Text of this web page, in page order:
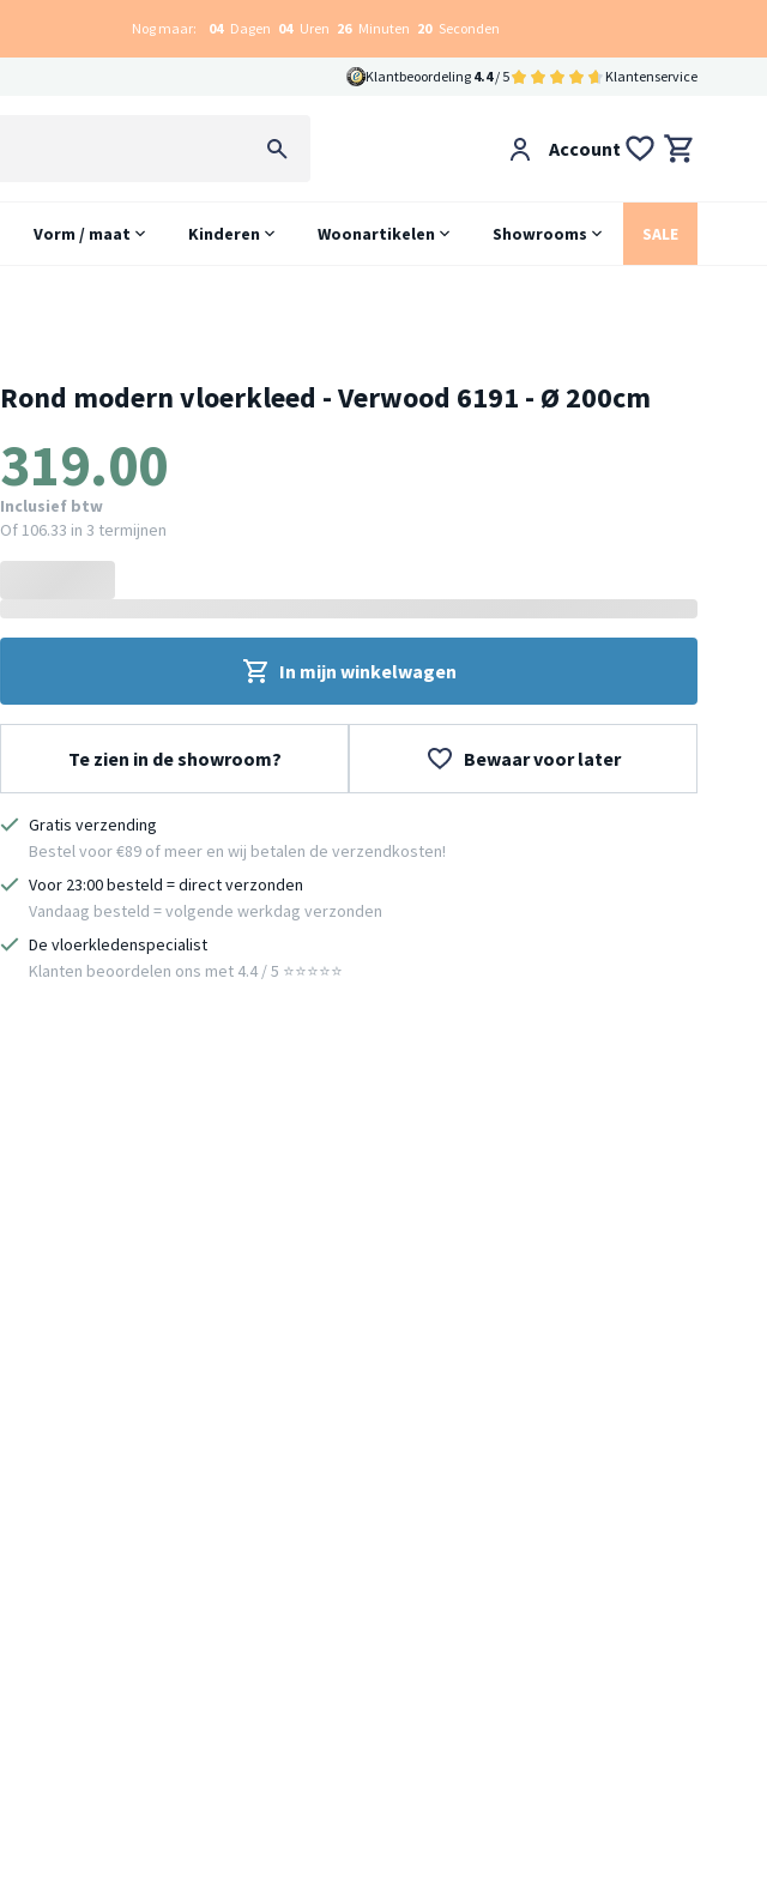
Nog maar: 04 Dagen 04 Uren 26 Minuten 19 Seconden
Klantbeoordeling 4.4/ 5 Klantenservice
Account
Vorm / maat Kinderen Woonartikelen Showrooms SALE
Rond modern vloerkleed - Verwood 6191 - Ø 200cm
319.00
Inclusief btw
Of 106.33 in 3 termijnen
In mijn winkelwagen
Te zien in de showroom? Bewaar voor later
Gratis verzending
Bestel voor €89 of meer en wij betalen de verzendkosten!
Voor 23:00 besteld = direct verzonden
Vandaag besteld = volgende werkdag verzonden
De vloerkledenspecialist
Klanten beoordelen ons met 4.4 / 5 ⭐⭐⭐⭐⭐